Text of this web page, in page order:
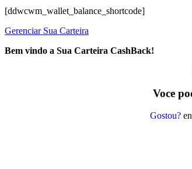
[ddwcwm_wallet_balance_shortcode]
Gerenciar Sua Carteira
Bem vindo a Sua Carteira CashBack!
Voce
Gostou?